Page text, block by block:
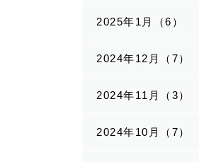
2025年1月（6）
2024年12月（7）
2024年11月（3）
2024年10月（7）